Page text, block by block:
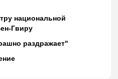
национальной
Гвиру
раздражает"